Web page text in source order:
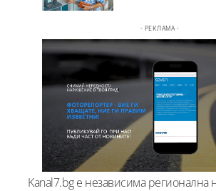
- РЕКЛАМА -
Kanal7.bg е независима регионална